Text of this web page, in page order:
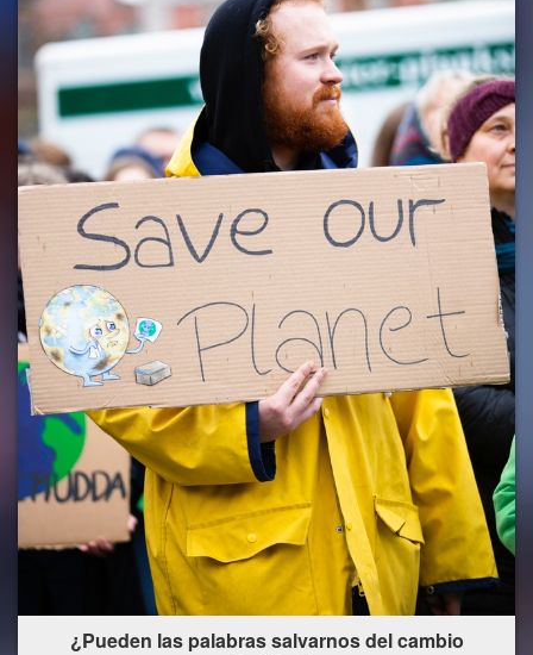
¿Pueden las palabras salvarnos del cambio